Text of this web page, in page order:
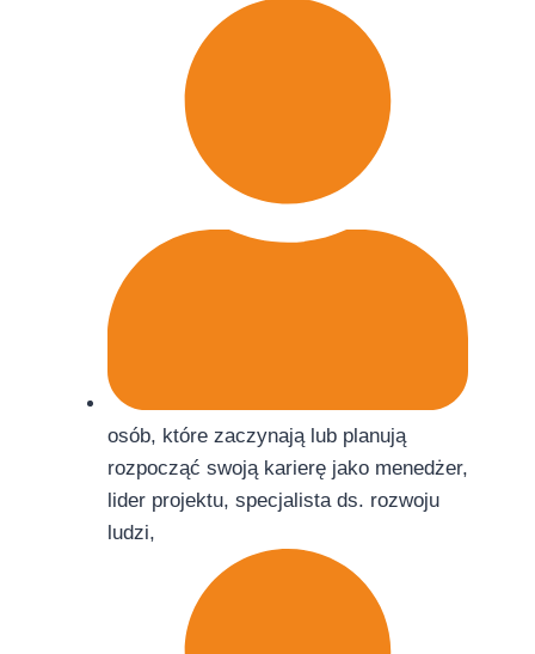
osób, które zaczynają lub planują
rozpocząć swoją karierę jako menedżer,
lider projektu, specjalista ds. rozwoju
ludzi,